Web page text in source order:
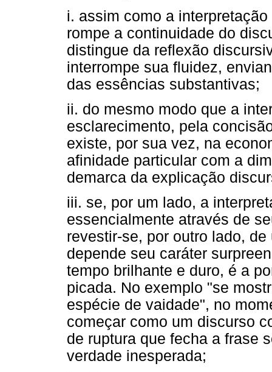
i. assim como a
rompe a continuidade do
distingue da reflexão
interrompe sua fluidez,
das essências substantivas;
ii. do mesmo modo que a
esclarecimento, pela
existe, por sua vez, na
afinidade particular com a
demarca da explicação
iii. se, por um lado, a
essencialmente através de
revestir-se, por outro lado,
depende seu caráter
tempo brilhante e duro, é a
picada. No exemplo "se
espécie de vaidade", no
começar como um discurso
de ruptura que fecha a frase
verdade inesperada;